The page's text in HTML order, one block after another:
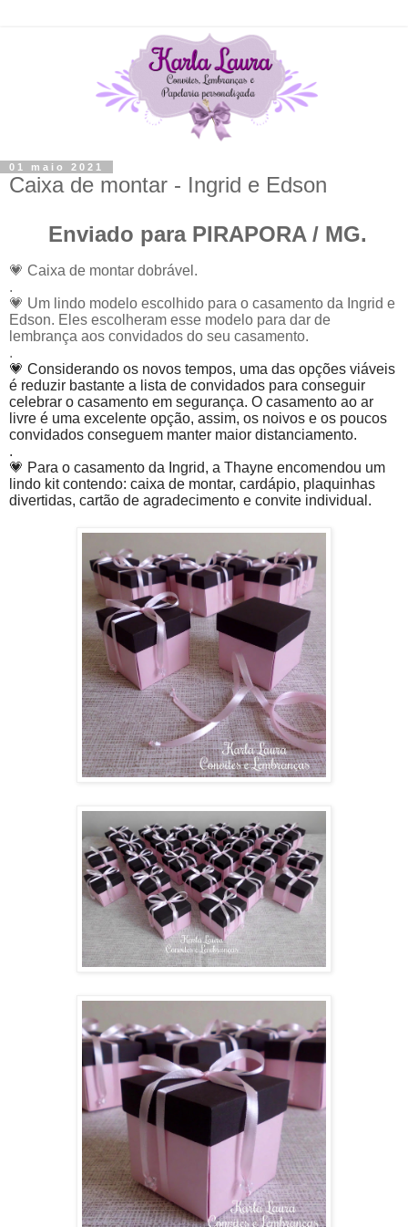
01 maio 2021
Caixa de montar - Ingrid e Edson
Enviado para PIRAPORA / MG.
💗 Caixa de montar dobrável.
.
💗 Um lindo modelo escolhido para o casamento da Ingrid e
Edson. Eles escolheram esse modelo para dar de
lembrança aos convidados do seu casamento.
.
💗 Considerando os novos tempos, uma das opções viáveis
é reduzir bastante a lista de convidados para conseguir
celebrar o casamento em segurança. O casamento ao ar
livre é uma excelente opção, assim, os noivos e os poucos
convidados conseguem manter maior distanciamento.
.
💗 Para o casamento da Ingrid, a Thayne encomendou um
lindo kit contendo: caixa de montar, cardápio, plaquinhas
divertidas, cartão de agradecimento e convite individual.